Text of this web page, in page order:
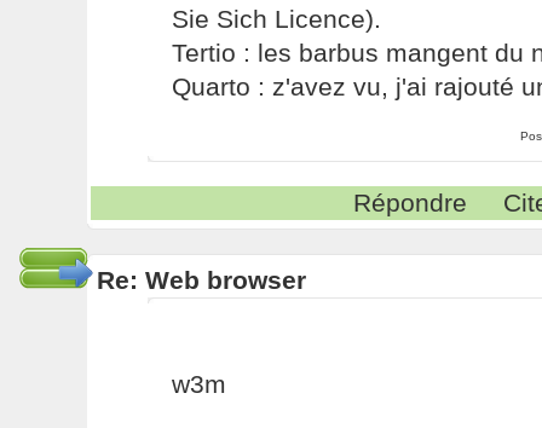
Sie Sich Licence).
Tertio : les barbus mangent du
Quarto : z'avez vu, j'ai rajouté
Répondre
Re: Web browser
w3m